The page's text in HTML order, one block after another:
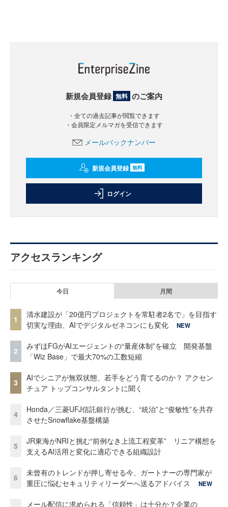
新規会員登録 無料 のご案内
・全ての過去記事が閲覧できます
・会員限定メルマガを受信できます
メールバックナンバー
新規会員登録 無料
ログイン
アクセスランキング
今日 月間
1
清水建設が「20億円プロジェクトを常駐者2名で」を目指す
切実な理由、AIでデジタルゼネコンにも変化
NEW
2
みずほFGがAIエージェントの“量産体制”を確立 開発基盤
「Wiz Base」で最大70%の工数短縮
3
AIでシニアが無双状態、若手をどう育てるのか？ アクセン
チュア トップコンサルタントに聞く
4
Honda／三菱UFJ信託銀行が挑む、“統治”と“俊敏性”を共存
させたSnowflake基盤構築
5
JR東海がNRIと挑む“前例なき上流工程変革” リニア構想を
支えるAI活用と変化に適応できる組織設計
6
未曾有のトレンドが押し寄せる今、ガートナーの専門家が
重圧に悩むセキュリティリーダーへ送るアドバイス
NEW
メール配信に求められる「信頼性」は十分か？企業の